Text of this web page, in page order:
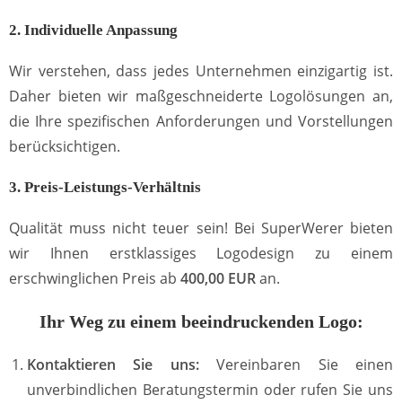
2. Individuelle Anpassung
Wir verstehen, dass jedes Unternehmen einzigartig ist.
Daher bieten wir maßgeschneiderte Logolösungen an,
die Ihre spezifischen Anforderungen und Vorstellungen
berücksichtigen.
3. Preis-Leistungs-Verhältnis
Qualität muss nicht teuer sein! Bei SuperWerer bieten
wir Ihnen erstklassiges Logodesign zu einem
erschwinglichen Preis ab 400,00 EURan.
Ihr Weg zu einem beeindruckenden Logo:
Kontaktieren Sie uns:Vereinbaren Sie einen
unverbindlichen Beratungstermin oder rufen Sie uns